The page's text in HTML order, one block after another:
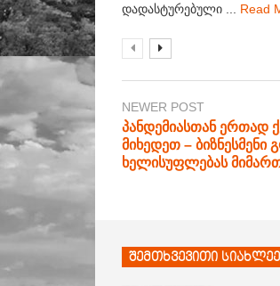
დადასტურებული ...
Read
NEWER POST
პანდემიასთან ერთად
მიხედეთ – ბიზნესმენი
ხელისუფლებას
შემთხვევითი